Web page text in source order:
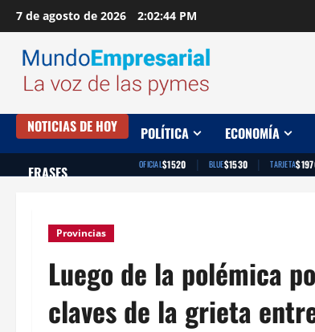
Saltar
al
contenido
7 de agosto de 2026 2:02:46 PM
NOTICIAS DE HOY POLÍTICA ECONOMÍA
FRASES OFICIAL$1520 | BLUE$1530 | TARJETA
Provincias
Luego de la polémica
claves de la grieta